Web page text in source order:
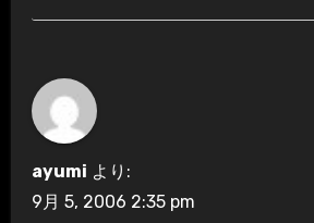
ayumi より:
9月 5, 2006 2:35 pm